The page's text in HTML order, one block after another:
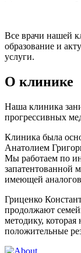
Все врачи нашей
образование и
услуги.
О клинике
Наша клиника
прогрессивных
Клиника была
Анатолием
Мы работаем по
запатентованной
имеющей
Гриценко
продолжают
методику,
положительные